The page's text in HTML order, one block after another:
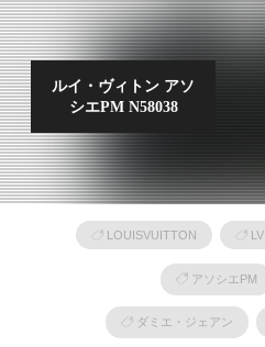
ルイ・ヴィトン アソ
シエPM N58038
LOUISVUITTON LV
アソシエPM
ダミエ・ジェアン